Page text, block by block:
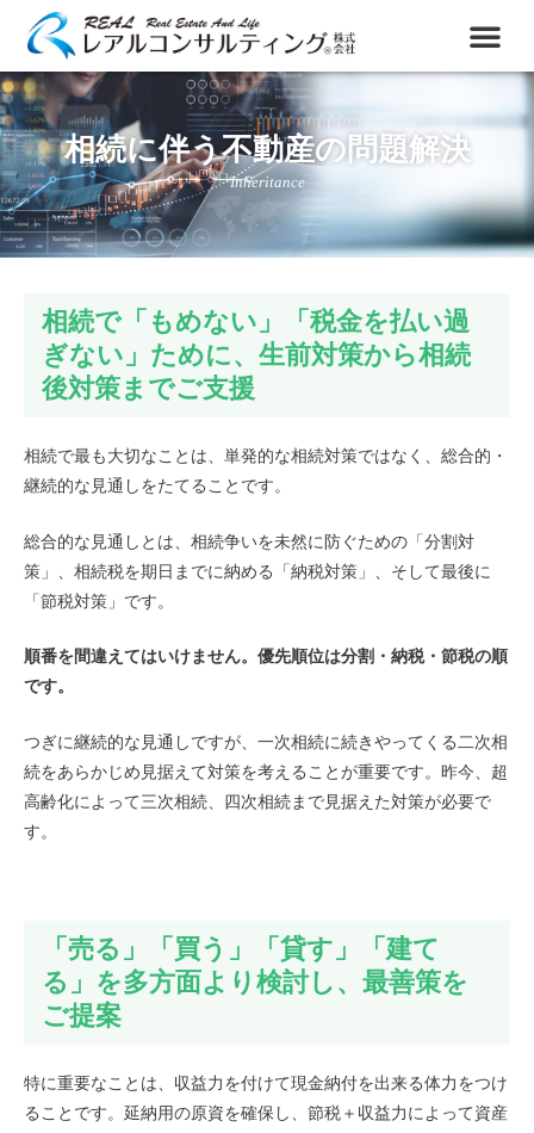
相続に伴う不動産の問題解決
Inheritance
相続で「もめない」「税金を払い過
ぎない」ために、生前対策から相続
後対策までご支援
相続で最も大切なことは、単発的な相続対策ではなく、総合的・
継続的な見通しをたてることです。
総合的な見通しとは、相続争いを未然に防ぐための「分割対
策」、相続税を期日までに納める「納税対策」、そして最後に
「節税対策」です。
順番を間違えてはいけません。優先順位は分割・納税・節税の順
です。
つぎに継続的な見通しですが、一次相続に続きやってくる二次相
続をあらかじめ見据えて対策を考えることが重要です。昨今、超
高齢化によって三次相続、四次相続まで見据えた対策が必要で
す。
「売る」「買う」「貸す」「建て
る」を多方面より検討し、最善策を
ご提案
特に重要なことは、収益力を付けて現金納付を出来る体力をつけ
ることです。延納用の原資を確保し、節税＋収益力によって資産